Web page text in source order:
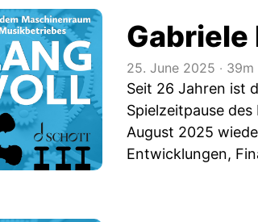
Gabriele
25. June 2025 ‧ 39m
Seit 26 Jahren ist
Spielzeitpause
August 2025
Entwicklungen,